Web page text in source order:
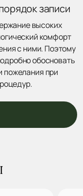
записи
высоких
комфорт
с ними. Поэтому
обосновать
пожелания при